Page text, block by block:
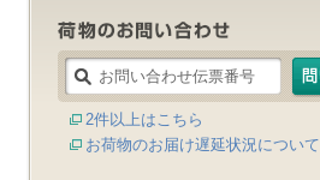
2件以上はこちら
お荷物のお届け遅延状況について